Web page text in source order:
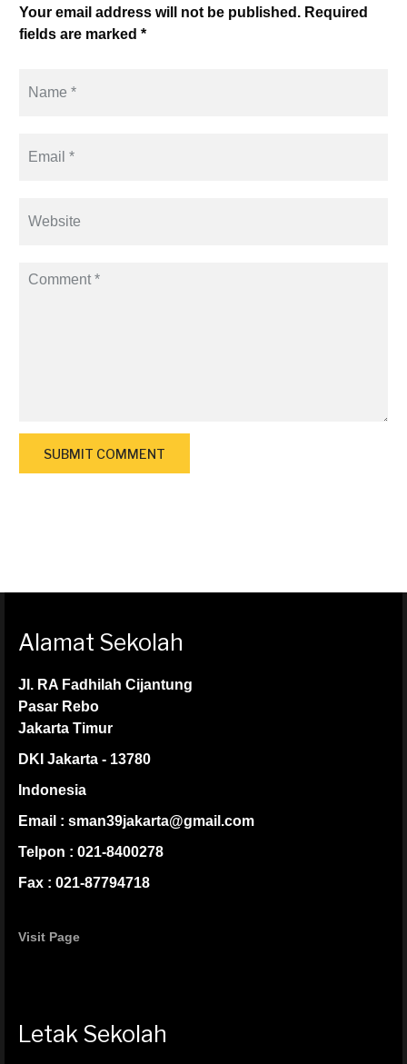
Your email address will not be published. Required
fields are marked *
Alamat Sekolah
Jl. RA Fadhilah Cijantung
Pasar Rebo
Jakarta Timur
DKI Jakarta - 13780
Indonesia
Email : sman39jakarta@gmail.com
Telpon : 021-8400278
Fax : 021-87794718
Visit Page
Letak Sekolah